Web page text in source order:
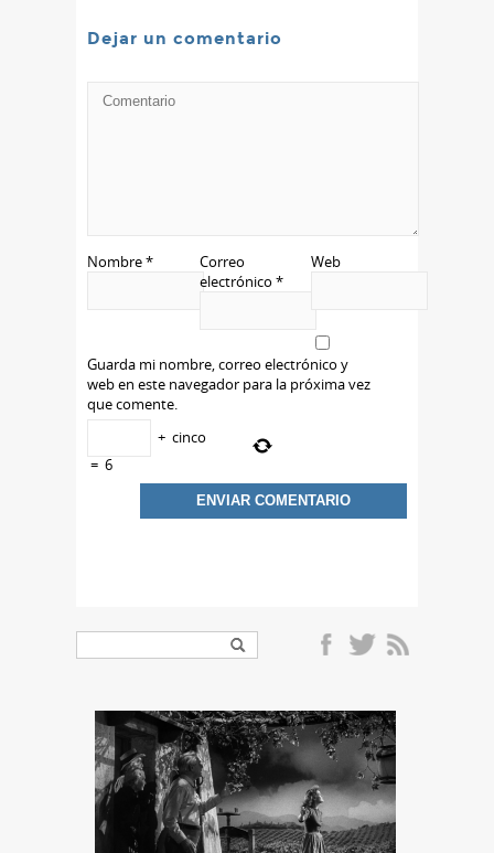
Dejar un comentario
Nombre*
Correo
electrónico *
Web
Guarda mi nombre, correo electrónico y
web en este navegador para la próxima vez
que comente.
+ cinco
= 6